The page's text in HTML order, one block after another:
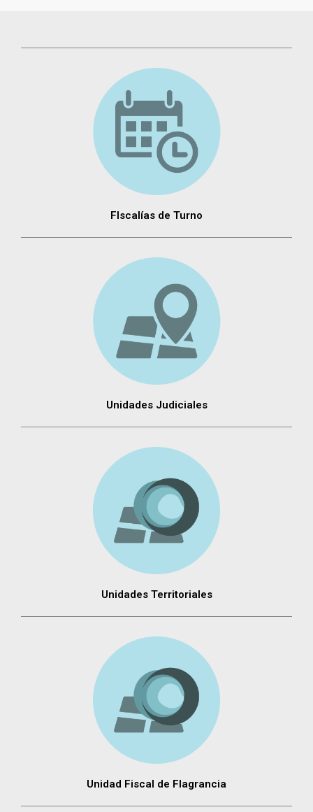
FIscalías de Turno
Unidades Judiciales
Unidades Territoriales
Unidad Fiscal de Flagrancia